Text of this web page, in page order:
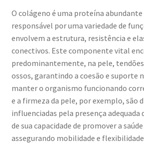
O colágeno é uma proteína
responsável por uma variedade de
envolvem a estrutura, resistência e
conectivos. Este componente vital
predominantemente, na pele,
ossos, garantindo a coesão e suporte
manter o organismo funcionando
e a firmeza da pele, por exemplo, são
influenciadas pela presença adequada
de sua capacidade de promover a
assegurando mobilidade e